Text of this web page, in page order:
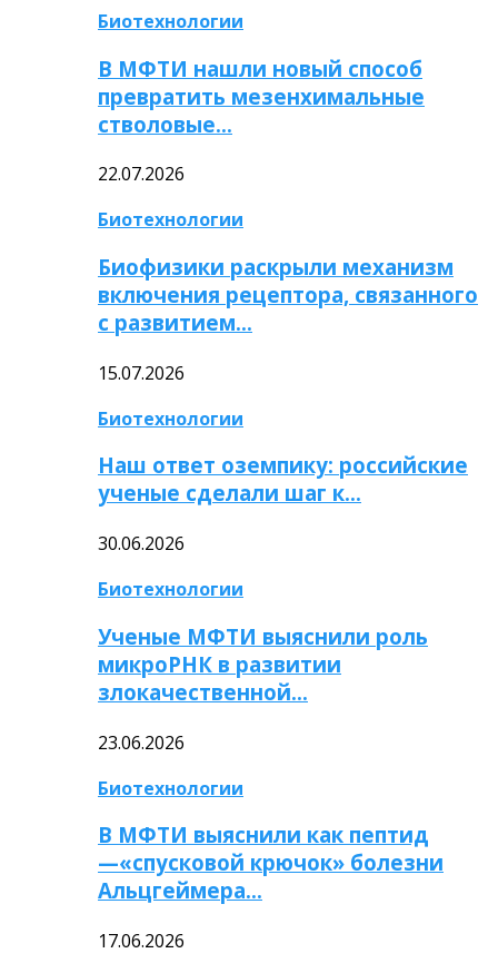
Биотехнологии
В МФТИ нашли новый способ
превратить мезенхимальные
стволовые…
22.07.2026
Биотехнологии
Биофизики раскрыли механизм
включения рецептора, связанного
с развитием…
15.07.2026
Биотехнологии
Наш ответ оземпику: российские
ученые сделали шаг к…
30.06.2026
Биотехнологии
Ученые МФТИ выяснили роль
микроРНК в развитии
злокачественной…
23.06.2026
Биотехнологии
В МФТИ выяснили как пептид
—«спусковой крючок» болезни
Альцгеймера…
17.06.2026